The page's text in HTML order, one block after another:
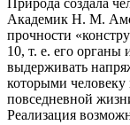
Природа создала
Академик Н. М.
прочности
10, т. е. его органы
выдерживать
которыми человеку
повседневной
Реализация